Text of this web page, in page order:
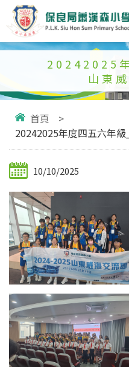
20242025
山東
首頁
>
20242025年度四五六年
10/10/2025